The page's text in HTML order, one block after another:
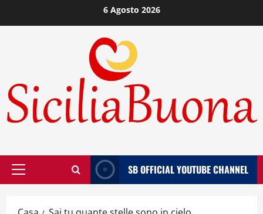
al
6 Agosto 2026
Menù
SB OFFICIAL YOUTUBE CHANNEL